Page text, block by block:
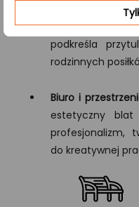
Jadalnia–
podkreśla
rodzinnych
Biuro i
estetyczny
profesjonalizm,
do kreatywnej